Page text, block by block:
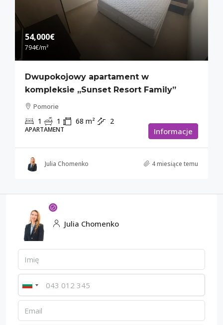
54,000€
794€/m²
Dwupokojowy apartament w
kompleksie „Sunset Resort Family”
Pomorie
1 1 68 m² 2
APARTAMENT Informacje
Julia Chomenko 4 miesiące temu
Julia Chomenko